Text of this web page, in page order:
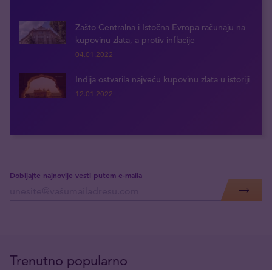
Zašto Centralna i Istočna Evropa računaju na
kupovinu zlata, a protiv inflacije
04.01.2022
Indija ostvarila najveću kupovinu zlata u istoriji
12.01.2022
Dobijajte najnovije vesti putem e-maila
Trenutno popularno